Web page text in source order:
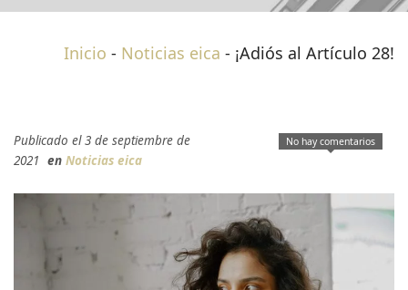
Inicio - Noticias eica - ¡Adiós al Artículo 28!
No hay comentarios
Publicado el 3 de septiembre de
2021 en Noticias eica